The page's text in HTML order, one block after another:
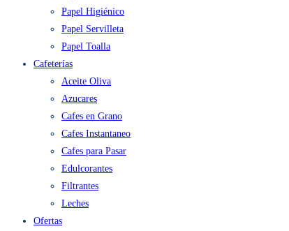
Papel Higiénico
Papel Servilleta
Papel Toalla
Cafeterías
Aceite Oliva
Azucares
Cafes en Grano
Cafes Instantaneo
Cafes para Pasar
Edulcorantes
Filtrantes
Leches
Ofertas